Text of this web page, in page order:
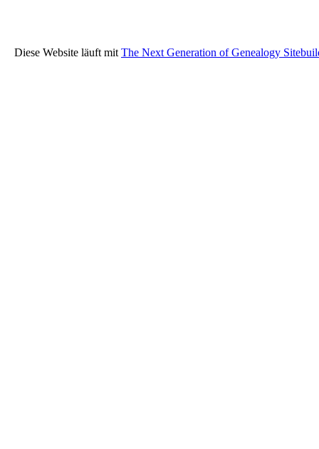
Diese Website läuft mit The Next Generation of Genealogy